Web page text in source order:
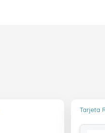
Tarjeta